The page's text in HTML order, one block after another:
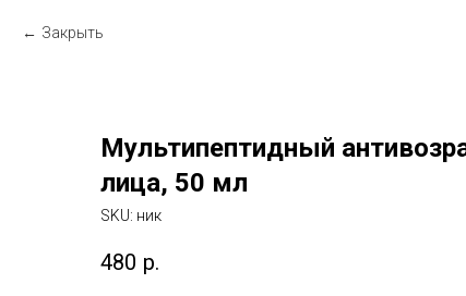
Закрыть
Мультипептидный
лица, 50 мл
SKU: ник
480 р.